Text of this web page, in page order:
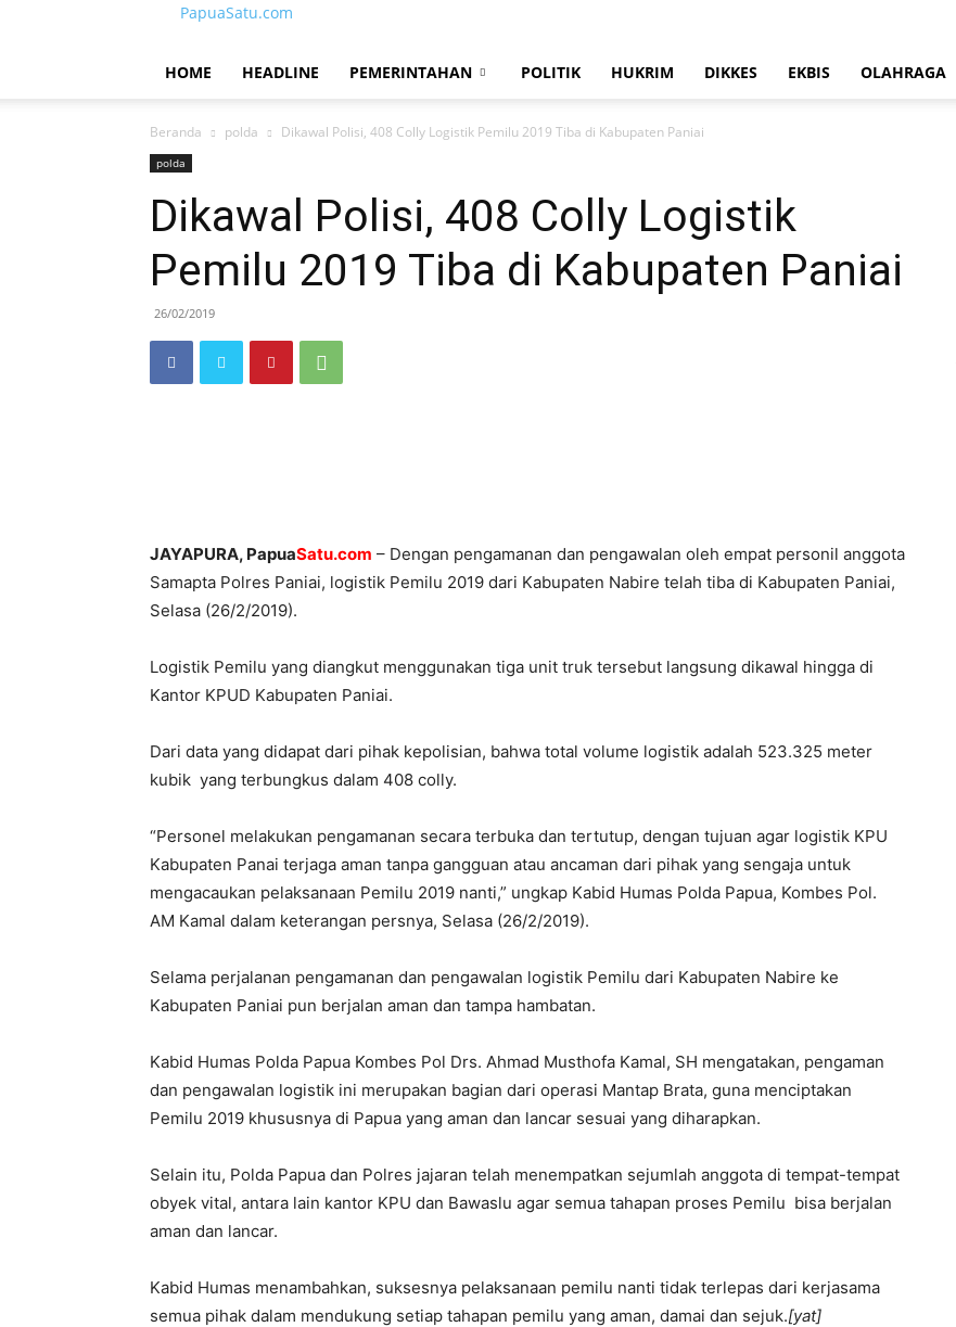
PapuaSatu.com
HOME HEADLINE PEMERINTAHAN POLITIK HUKRIM DIKKES EKBIS OLAHRAGA
Beranda polda Dikawal Polisi, 408 Colly Logistik Pemilu 2019 Tiba di Kabupaten Paniai
polda
Dikawal Polisi, 408 Colly Logistik
Pemilu 2019 Tiba di Kabupaten Paniai
26/02/2019
JAYAPURA, PapuaSatu.com – Dengan pengamanan dan pengawalan oleh empat personil anggota
Samapta Polres Paniai, logistik Pemilu 2019 dari Kabupaten Nabire telah tiba di Kabupaten Paniai,
Selasa (26/2/2019).
Logistik Pemilu yang diangkut menggunakan tiga unit truk tersebut langsung dikawal hingga di
Kantor KPUD Kabupaten Paniai.
Dari data yang didapat dari pihak kepolisian, bahwa total volume logistik adalah 523.325 meter
kubik yang terbungkus dalam 408 colly.
“Personel melakukan pengamanan secara terbuka dan tertutup, dengan tujuan agar logistik KPU
Kabupaten Panai terjaga aman tanpa gangguan atau ancaman dari pihak yang sengaja untuk
mengacaukan pelaksanaan Pemilu 2019 nanti,” ungkap Kabid Humas Polda Papua, Kombes Pol.
AM Kamal dalam keterangan persnya, Selasa (26/2/2019).
Selama perjalanan pengamanan dan pengawalan logistik Pemilu dari Kabupaten Nabire ke
Kabupaten Paniai pun berjalan aman dan tampa hambatan.
Kabid Humas Polda Papua Kombes Pol Drs. Ahmad Musthofa Kamal, SH mengatakan, pengaman
dan pengawalan logistik ini merupakan bagian dari operasi Mantap Brata, guna menciptakan
Pemilu 2019 khususnya di Papua yang aman dan lancar sesuai yang diharapkan.
Selain itu, Polda Papua dan Polres jajaran telah menempatkan sejumlah anggota di tempat-tempat
obyek vital, antara lain kantor KPU dan Bawaslu agar semua tahapan proses Pemilu bisa berjalan
aman dan lancar.
Kabid Humas menambahkan, suksesnya pelaksanaan pemilu nanti tidak terlepas dari kerjasama
semua pihak dalam mendukung setiap tahapan pemilu yang aman, damai dan sejuk.[yat]